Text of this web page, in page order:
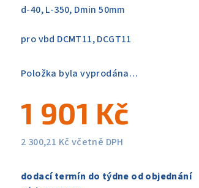
produktu
z
hvězdiček.
d-40, L-350, Dmin 50mm
pro vbd DCMT11, DCGT11
Položka byla vyprodána…
1 901 Kč
2 300,21 Kč včetně DPH
cena:
dodací termín do týdne od objednání